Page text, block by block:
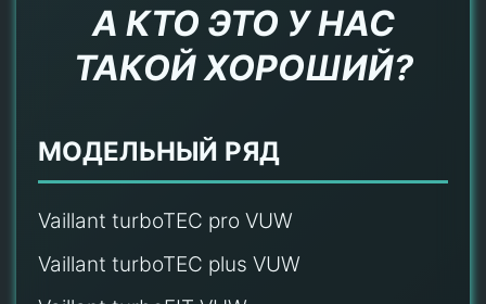
А КТО ЭТО У НАС
ТАКОЙ ХОРОШИЙ?
МОДЕЛЬНЫЙ РЯД
Vaillant turboTEC pro VUW
Vaillant turboTEC plus VUW